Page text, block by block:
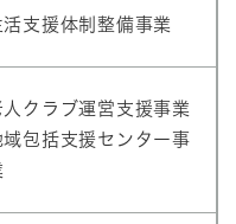
活支援体制整備事業
人クラブ運営支援事業
域包括支援センター事